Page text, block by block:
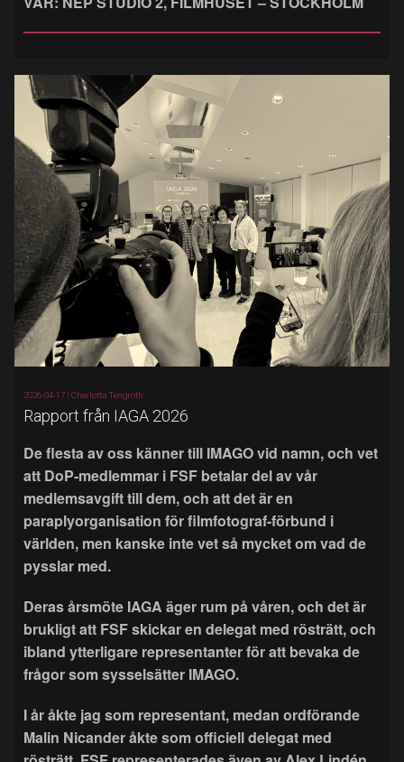
2026-04-17 | Charlotta Tengroth
Rapport från IAGA 2026
De flesta av oss känner till IMAGO vid namn, och vet
att DoP-medlemmar i FSF betalar del av vår
medlemsavgift till dem, och att det är en
paraplyorganisation för filmfotograf-förbund i
världen, men kanske inte vet så mycket om vad de
pysslar med.
Deras årsmöte IAGA äger rum på våren, och det är
brukligt att FSF skickar en delegat med rösträtt, och
ibland ytterligare representanter för att bevaka de
frågor som sysselsätter IMAGO.
I år åkte jag som representant, medan ordförande
Malin Nicander åkte som officiell delegat med